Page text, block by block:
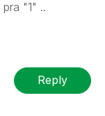
"1" ..
Reply